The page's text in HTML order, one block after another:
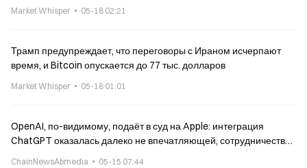
персонажами
Market Whisper 05-18 02:21
Трамп предупреждает, что переговоры с Ираном исчерпают
время, и Bitcoin опускается до 77 тыс. долларов
Market Whisper 05-18 01:01
OpenAI, по-видимому, подаёт в суд на Apple: интеграция
ChatGPT оказалась далеко не впечатляющей, сотрудничество
ChainNewsAbmedia 05-15 07:44